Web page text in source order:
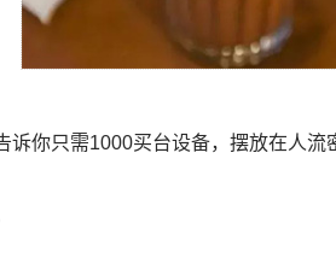
诉你只需1000买台设备，摆放在人流